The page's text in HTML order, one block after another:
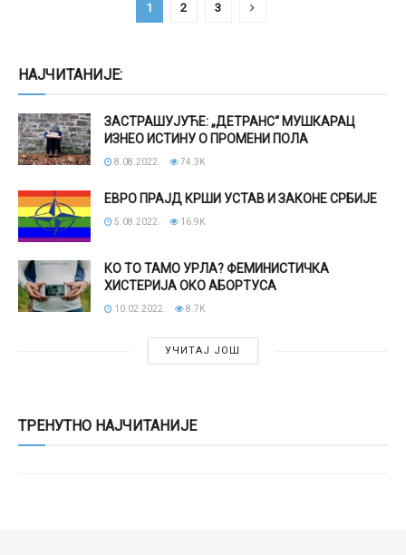
1 2 3
НАЈЧИТАНИЈЕ:
ЗАСТРАШУЈУЋЕ: „ДЕТРАНС“ МУШКАРАЦ
ИЗНЕО ИСТИНУ О ПРОМЕНИ ПОЛА
8.08.2022. 74.3K
ЕВРО ПРАЈД КРШИ УСТАВ И ЗАКОНЕ СРБИЈЕ
5.08.2022. 16.9K
КО ТО ТАМО УРЛА? ФЕМИНИСТИЧКА
ХИСТЕРИЈА ОКО АБОРТУСА
10.02.2022. 8.7K
УЧИТАЈ ЈОШ
ТРЕНУТНО НАЈЧИТАНИЈЕ